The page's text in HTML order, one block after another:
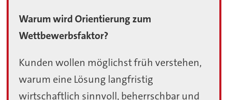
Warum wird Orientierung zum
Wettbewerbsfaktor?
Kunden wollen möglichst früh verstehen,
warum eine Lösung langfristig
wirtschaftlich sinnvoll, beherrschbar und